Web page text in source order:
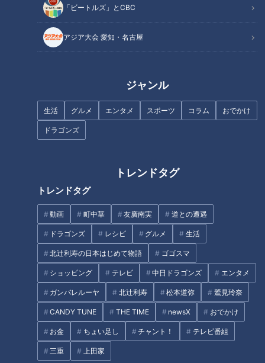
「ビートルズ」とCBC
アジア大会 愛知・名古屋
ジャンル
生活 グルメ エンタメ スポーツ コラム おでかけ
ドラゴンズ
トレンドタグ
トレンドタグ
動画 町中華 友廣南実 道との遭遇
ドラゴンズ レシピ グルメ 生活
北辻利寿の日本はじめて物語 ゴゴスマ
ショッピング テレビ 中日ドラゴンズ エンタメ
ガンバレルーヤ 北辻利寿 松本道弥 鷲見玲奈
CANDY TUNE THE TIME newsX おでかけ
お金 ちょい足し チャント！ テレビ番組
三重 上田家
本日紹介する天才格闘技少年の片山魁君は14歳。身長153セ
ンチ、体重40キロという一見きゃしゃな体形ですが、ムエタ
イで2回、キックボクシングで2回、計4回も全国大会で日本一
CBCテレビ / TBS『THE TIME，』